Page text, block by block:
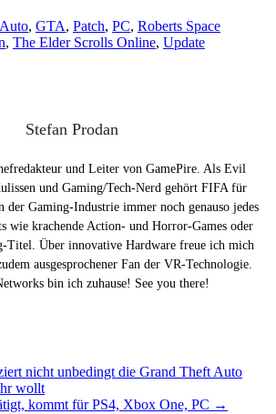
, GTA, Patch, PC, Roberts Space
, The Elder Scrolls Online, Update
Stefan Prodan
und Leiter von GamePire. Als Evil
und Gaming/Tech-Nerd gehört FIFA für
der Gaming-Industrie immer noch genauso jedes
wie krachende Action- und Horror-Games oder
Titel. Über innovative Hardware freue ich mich
ausgesprochener Fan der VR-Technologie.
bin ich zuhause! See you there!
nicht unbedingt die Grand Theft Auto
wollt
kommt für PS4, Xbox One, PC →